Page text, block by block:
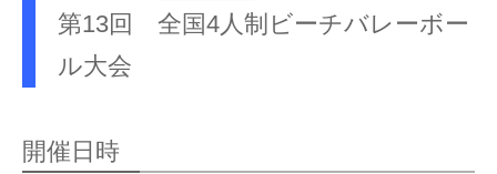
中学校 Vリーグ
小学校
競技・指導者・審判
第13回 全国4人制ビーチバレーボー
ル大会
開催日時